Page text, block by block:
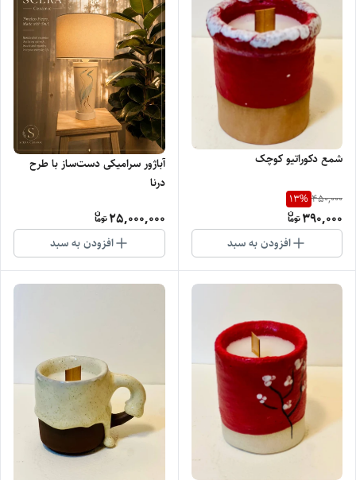
شمع دکوراتیو کوچک
450,000
13%
390,000
افزودن به سبد
آباژور سرامیکی دست‌ساز با طرح
درنا
25,000,000
افزودن به سبد